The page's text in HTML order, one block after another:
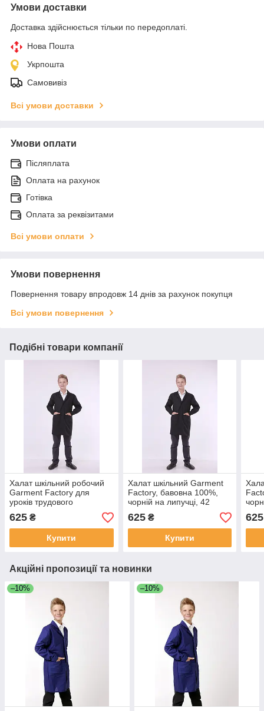
Умови доставки
Доставка здійснюється тільки по передоплаті.
Нова Пошта
Укрпошта
Самовивіз
Всі умови доставки
Умови оплати
Післяплата
Оплата на рахунок
Готівка
Оплата за реквізитами
Всі умови оплати
Умови повернення
Повернення товару впродовж 14 днів за рахунок покупця
Всі умови повернення
Подібні товари компанії
Халат шкільний робочий
Garment Factory для
уроків трудового
навчання, халат на
працю, тканина саржа,
колір чорний, 36 розмір
625 ₴
Купити
Халат шкільний Garment
Factory, бавовна 100%,
чорній на липучці, 42
розмір | Халат на праці
625₴
Купити
625
Акційні пропозиції та новинки
–10% –10%